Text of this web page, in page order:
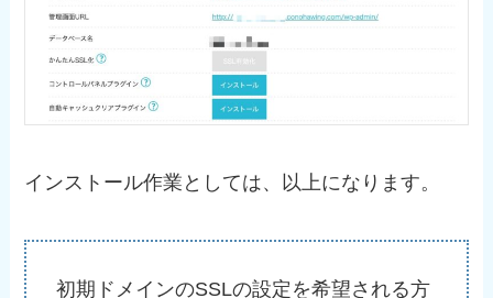
インストール作業としては、以上になります。
初期ドメインのSSLの設定を希望される方